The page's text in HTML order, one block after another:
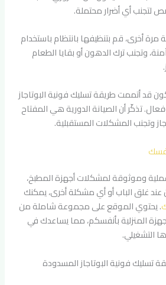
أي أضرار محتملة.
مرة أخرى، قم بتنظيفها بانتظام باستخدام
وتجنب ترك الدهون أو بقايا الطعام
قد أتممت طريقة تسليك فونية البوتاجاز
تذكّر أن الصيانة الدورية هي المفتاح
وتجنب المشكلات المستقبلية.
وموثوقة لمشكلات أجهزة المطبخ،
غلق الباب أو أي مشكلة أخرى، يمكنك
. يحتوي الموقع على مجموعة شاملة من
المنزلية بأنفسكم، مما يساعدك في
التشغيلي.
تسليك فونية البوتاجاز المسدودة